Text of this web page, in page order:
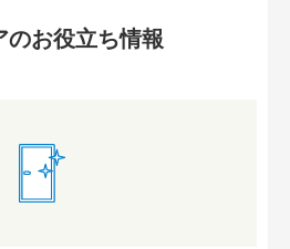
のお役立ち情報